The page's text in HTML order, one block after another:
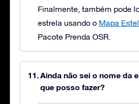
Finalmente, também pode
estrela usando o Mapa
Pacote Prenda OSR.
Ainda não sei o nome da
que posso fazer?